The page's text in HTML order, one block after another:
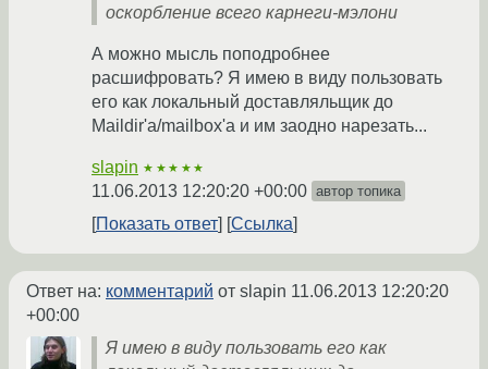
оскорбление всего карнеги-мэлони
А можно мысль поподробнее
расшифровать? Я имею в виду пользовать
его как локальный доставляльщик до
Maildir'а/mailbox'а и им заодно нарезать...
slapin ★★★★★
11.06.2013 12:20:20 +00:00 автор топика
Показать ответ Ссылка
Ответ на: комментарий от slapin 11.06.2013 12:20:20
+00:00
Я имею в виду пользовать его как